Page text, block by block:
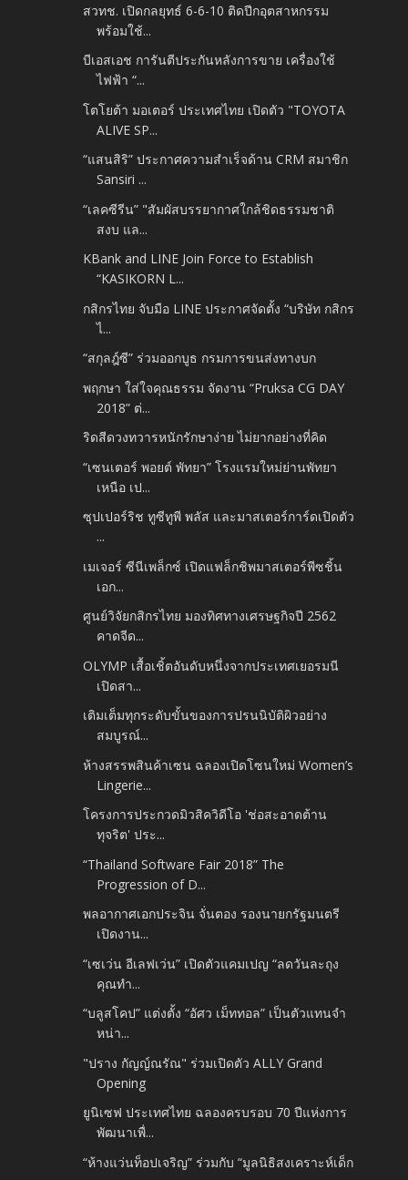
สวทช. เปิดกลยุทธ์ 6-6-10 ติดปีกอุตสาหกรรม
พร้อมใช้...
บีเอสเอช การันตีประกันหลังการขาย เครื่องใช้
ไฟฟ้า “...
โตโยต้า มอเตอร์ ประเทศไทย เปิดตัว "TOYOTA
ALIVE SP...
“แสนสิริ” ประกาศความสำเร็จด้าน CRM สมาชิก
Sansiri ...
“เลคซีรีน” "สัมผัสบรรยากาศใกล้ชิดธรรมชาติ
สงบ แล...
KBank and LINE Join Force to Establish
“KASIKORN L...
กสิกรไทย จับมือ LINE ประกาศจัดตั้ง “บริษัท กสิกร
ไ...
“สกุลฎ์ซี” ร่วมออกบูธ กรมการขนส่งทางบก
พฤกษา ใส่ใจคุณธรรม จัดงาน “Pruksa CG DAY
2018” ต่...
ริดสีดวงทวารหนักรักษาง่าย ไม่ยากอย่างที่คิด
“เซนเตอร์ พอยต์ พัทยา” โรงแรมใหม่ย่านพัทยา
เหนือ เป...
ซุปเปอร์ริช ทูซีทูพี พลัส และมาสเตอร์การ์ดเปิดตัว
...
เมเจอร์ ซีนีเพล็กซ์ เปิดแฟล็กชิพมาสเตอร์พีซชิ้น
เอก...
ศูนย์วิจัยกสิกรไทย มองทิศทางเศรษฐกิจปี 2562
คาดจีด...
OLYMP เสื้อเชิ้ตอันดับหนึ่งจากประเทศเยอรมนี
เปิดสา...
เติมเต็มทุกระดับขั้นของการปรนนิบัติผิวอย่าง
สมบูรณ์...
ห้างสรรพสินค้าเซน ฉลองเปิดโซนใหม่ Women’s
Lingerie...
โครงการประกวดมิวสิควิดีโอ 'ช่อสะอาดต้าน
ทุจริต' ประ...
“Thailand Software Fair 2018” The
Progression of D...
พลอากาศเอกประจิน จั่นตอง รองนายกรัฐมนตรี
เปิดงาน...
“เซเว่น อีเลฟเว่น” เปิดตัวแคมเปญ “ลดวันละถุง
คุณทำ...
“บลูสโคป” แต่งตั้ง “อัศว เม็ททอล” เป็นตัวแทนจำ
หน่า...
"ปราง กัญญ์ณรัณ" ร่วมเปิดตัว ALLY Grand
Opening
ยูนิเซฟ ประเทศไทย ฉลองครบรอบ 70 ปีแห่งการ
พัฒนาเพื่...
“ห้างแว่นท็อปเจริญ” ร่วมกับ “มูลนิธิสงเคราะห์เด็ก